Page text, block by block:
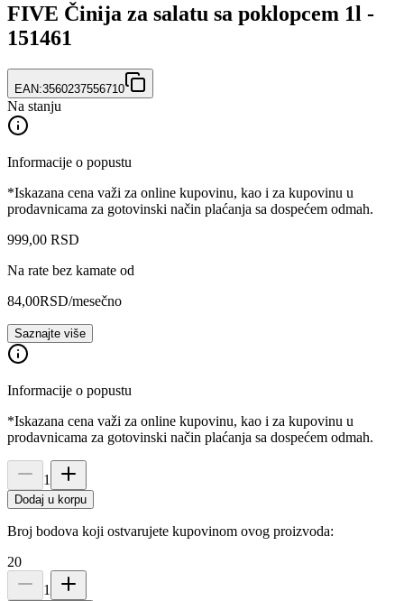
FIVE Činija za salatu sa poklopcem 1l -
151461
EAN:3560237556710
Na stanju
Informacije o popustu
*Iskazana cena važi za online kupovinu, kao i za kupovinu u
prodavnicama za gotovinski način plaćanja sa dospećem odmah.
999,00 RSD
Na rate bez kamate od
84,00RSD/mesečno
Saznajte više
Informacije o popustu
*Iskazana cena važi za online kupovinu, kao i za kupovinu u
prodavnicama za gotovinski način plaćanja sa dospećem odmah.
1
Dodaj u korpu
Broj bodova koji ostvarujete kupovinom ovog proizvoda:
20
1